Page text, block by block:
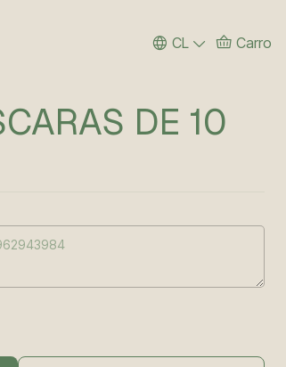
CL Carro
DE 10